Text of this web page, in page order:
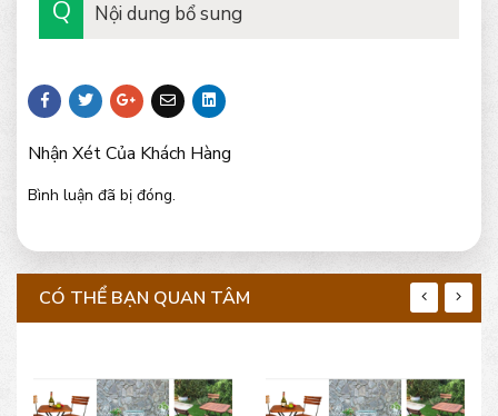
Nội dung bổ sung
Nhận Xét Của Khách Hàng
Bình luận đã bị đóng.
CÓ THỂ BẠN QUAN TÂM